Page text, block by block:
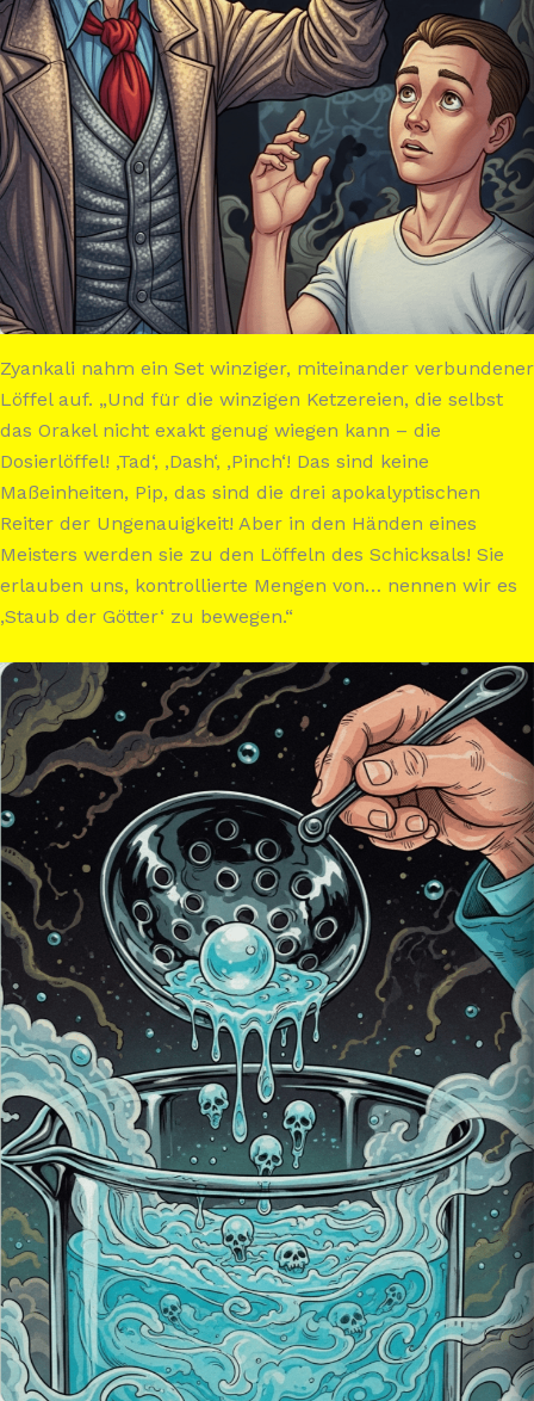
Zyankali nahm ein Set winziger, miteinander verbundener
Löffel auf. „Und für die winzigen Ketzereien, die selbst
das Orakel nicht exakt genug wiegen kann – die
Dosierlöffel! ‚Tad‘, ‚Dash‘, ‚Pinch‘! Das sind keine
Maßeinheiten, Pip, das sind die drei apokalyptischen
Reiter der Ungenauigkeit! Aber in den Händen eines
Meisters werden sie zu den Löffeln des Schicksals! Sie
erlauben uns, kontrollierte Mengen von… nennen wir es
‚Staub der Götter‘ zu bewegen.“